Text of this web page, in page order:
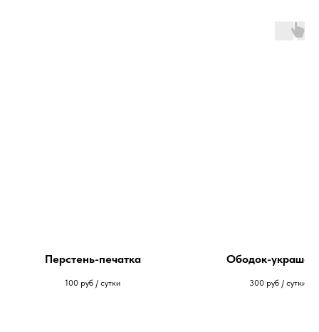
Перстень-печатка
100 руб / сутки
Ободок-
300 руб / сутки